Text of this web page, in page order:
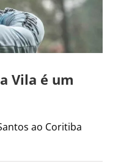
Vila é um
ao Coritiba